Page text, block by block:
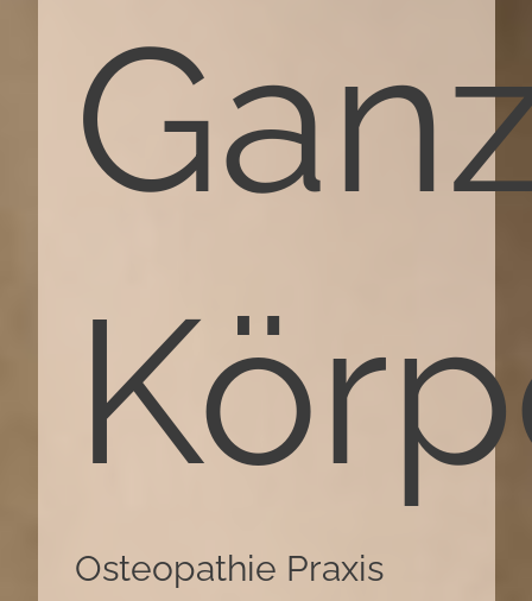
Osteopathie Praxis